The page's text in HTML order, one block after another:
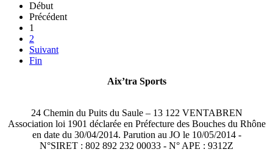
Début
Précédent
1
2
Suivant
Fin
Aix’tra Sports
24 Chemin du Puits du Saule – 13 122 VENTABREN
Association loi 1901 déclarée en Préfecture des Bouches du Rhône
en date du 30/04/2014. Parution au JO le 10/05/2014 -
N°SIRET : 802 892 232 00033 - N° APE : 9312Z